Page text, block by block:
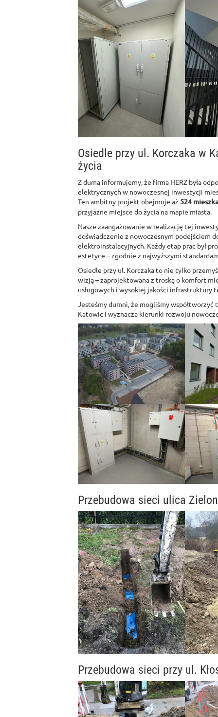
Osiedle przy ul. Korczaka w
życia
Z dumą informujemy, że firma HERZ była
elektrycznych w nowoczesnej inwestycji
Ten ambitny projekt obejmuje aż 524
przyjazne miejsce do życia na mapie miasta.
Nasze zaangażowanie w realizację tej
doświadczenie z nowoczesnym podejściem
elektroinstalacyjnych. Każdy etap prac był
estetyce – zgodnie z najwyższymi
Osiedle przy ul. Korczaka to nie tylko
wizją – zaprojektowana z troską o komfort
usługowych i wysokiej jakości infrastruktury
Jesteśmy dumni, że mogliśmy
Katowic i wyznacza kierunki rozwoju
Przebudowa sieci ulica
Przebudowa sieci przy ul.